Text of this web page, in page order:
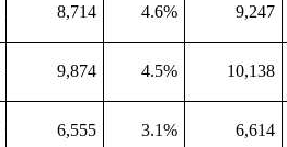
8,714 4.6% 9,247
9,874 4.5% 10,138
6,555 3.1% 6,614